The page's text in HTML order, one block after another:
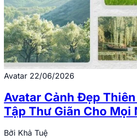
Avatar 22/06/2026
Avatar Cảnh Đẹp
Tập Thư Giãn Cho Mọi
Bởi Khả Tuệ